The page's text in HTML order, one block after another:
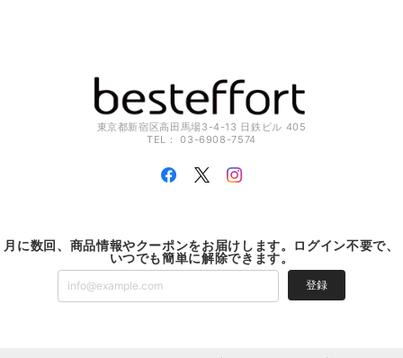
東京都新宿区高田馬場3-4-13 日鉄ビル 405
TEL： 03-6908-7574
月に数回、商品情報やクーポンをお届けします。ログイン不要で、
いつでも簡単に解除できます。
登録